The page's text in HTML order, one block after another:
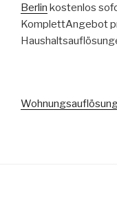
Berlin kostenlos
KomplettAngebot